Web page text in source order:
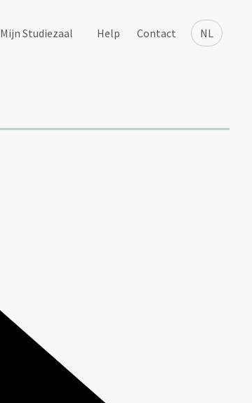
NL
Mijn Studiezaal Help Contact